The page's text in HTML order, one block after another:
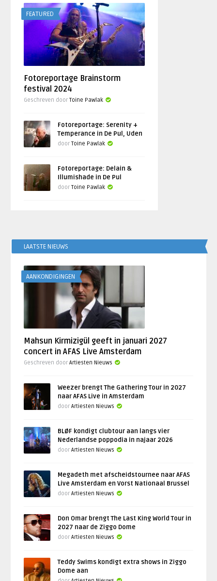
FEATURED
Fotoreportage Brainstorm
festival 2024
Geschreven doorToine Pawlak
Fotoreportage: Serenity +
Temperance in De Pul, Uden
doorToine Pawlak
Fotoreportage: Delain &
Illumishade in De Pul
doorToine Pawlak
LAATSTE NIEUWS
AANKONDIGINGEN
Mahsun Kirmizigül geeft in januari 2027
concert in AFAS Live Amsterdam
Geschreven doorArtiesten Nieuws
Weezer brengt The Gathering Tour in 2027
naar AFAS Live in Amsterdam
doorArtiesten Nieuws
BLØF kondigt clubtour aan langs vier
Nederlandse poppodia in najaar 2026
doorArtiesten Nieuws
Megadeth met afscheidstournee naar AFAS
Live Amsterdam en Vorst Nationaal Brussel
doorArtiesten Nieuws
Don Omar brengt The Last King World Tour in
2027 naar de Ziggo Dome
doorArtiesten Nieuws
Teddy Swims kondigt extra shows in Ziggo
Dome aan